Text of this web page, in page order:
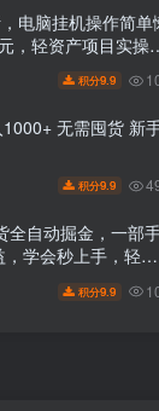
电脑挂机操作简单
，轻资产项目实操
积分9.9
无需囤货 新手
积分9.9
全自动掘金，一部
学会秒上手，轻松
积分9.9